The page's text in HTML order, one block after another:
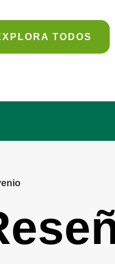
TODOS